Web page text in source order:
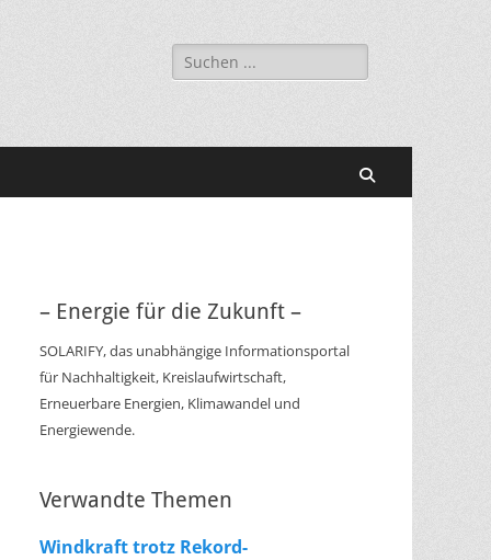
Suchen
nach:
– Energie für die Zukunft –
SOLARIFY, das unabhängige Informationsportal
für Nachhaltigkeit, Kreislaufwirtschaft,
Erneuerbare Energien, Klimawandel und
Energiewende.
Verwandte Themen
Windkraft trotz Rekord-